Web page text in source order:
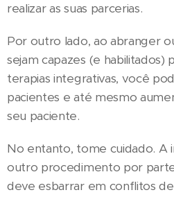
realizar as suas parcerias.
Por outro lado, ao abranger
sejam capazes (e habilitados)
terapias integrativas, você
pacientes e até mesmo
seu paciente.
No entanto, tome cuidado. A
outro procedimento por
deve esbarrar em conflitos